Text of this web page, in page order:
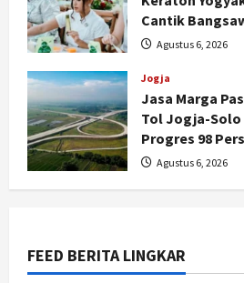
Cantik
Agustus 6, 2026
Jogja
Jasa Marga
Tol Jogja-Solo
Progres 98
Agustus 6, 2026
FEED BERITA LINGKAR
2
Serapan
Persen,
Miliar
Agustus 8, 2026
Jogja
Kapanewon
Verifikasi
Kalurahan
Hari Jadi Pati
Momentum